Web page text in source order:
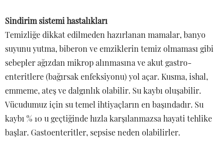
Sindirim sistemi hastalıkları
Temizliğe dikkat edilmeden hazırlanan mamalar, banyo
suyunu yutma, biberon ve emziklerin temiz olmaması gibi
sebepler ağızdan mikrop alınmasına ve akut gastro-
enteritlere (bağırsak enfeksiyonu) yol açar. Kusma, ishal,
emmeme, ateş ve dalgınlık olabilir. Su kaybı oluşabilir.
Vücudumuz için su temel ihtiyaçların en başındadır. Su
kaybı % 10 u geçtiğinde hızla karşılanmazsa hayati tehlike
başlar. Gastoenteritler, sepsise neden olabilirler.